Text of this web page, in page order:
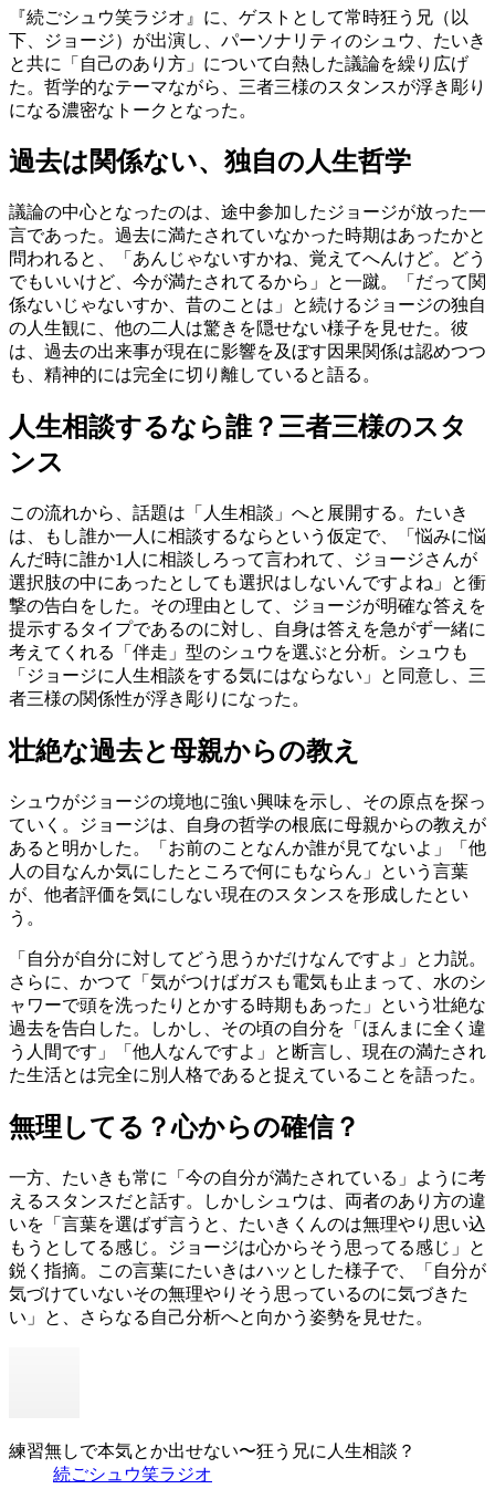
『続ごシュウ笑ラジオ』に、ゲストとして常時狂う兄（以
下、ジョージ）が出演し、パーソナリティのシュウ、たいき
と共に「自己のあり方」について白熱した議論を繰り広げ
た。哲学的なテーマながら、三者三様のスタンスが浮き彫り
になる濃密なトークとなった。
過去は関係ない、独自の人生哲学
議論の中心となったのは、途中参加したジョージが放った一
言であった。過去に満たされていなかった時期はあったかと
問われると、「あんじゃないすかね、覚えてへんけど。どう
でもいいけど、今が満たされてるから」と一蹴。「だって関
係ないじゃないすか、昔のことは」と続けるジョージの独自
の人生観に、他の二人は驚きを隠せない様子を見せた。彼
は、過去の出来事が現在に影響を及ぼす因果関係は認めつつ
も、精神的には完全に切り離していると語る。
人生相談するなら誰？三者三様のスタ
ンス
この流れから、話題は「人生相談」へと展開する。たいき
は、もし誰か一人に相談するならという仮定で、「悩みに悩
んだ時に誰か1人に相談しろって言われて、ジョージさんが
選択肢の中にあったとしても選択はしないんですよね」と衝
撃の告白をした。その理由として、ジョージが明確な答えを
提示するタイプであるのに対し、自身は答えを急がず一緒に
考えてくれる「伴走」型のシュウを選ぶと分析。シュウも
「ジョージに人生相談をする気にはならない」と同意し、三
者三様の関係性が浮き彫りになった。
壮絶な過去と母親からの教え
シュウがジョージの境地に強い興味を示し、その原点を探っ
ていく。ジョージは、自身の哲学の根底に母親からの教えが
あると明かした。「お前のことなんか誰が見てないよ」「他
人の目なんか気にしたところで何にもならん」という言葉
が、他者評価を気にしない現在のスタンスを形成したとい
う。
「自分が自分に対してどう思うかだけなんですよ」と力説。
さらに、かつて「気がつけばガスも電気も止まって、水のシ
ャワーで頭を洗ったりとかする時期もあった」という壮絶な
過去を告白した。しかし、その頃の自分を「ほんまに全く違
う人間です」「他人なんですよ」と断言し、現在の満たされ
た生活とは完全に別人格であると捉えていることを語った。
無理してる？心からの確信？
一方、たいきも常に「今の自分が満たされている」ように考
えるスタンスだと話す。しかしシュウは、両者のあり方の違
いを「言葉を選ばず言うと、たいきくんのは無理やり思い込
もうとしてる感じ。ジョージは心からそう思ってる感じ」と
鋭く指摘。この言葉にたいきはハッとした様子で、「自分が
気づけていないその無理やりそう思っているのに気づきた
い」と、さらなる自己分析へと向かう姿勢を見せた。
練習無しで本気とか出せない〜狂う兄に人生相談？
続ごシュウ笑ラジオ